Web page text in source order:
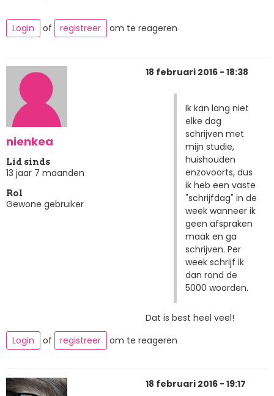
Login of registreer om te reageren
nienkea
Lid sinds
13 jaar 7 maanden
Rol
Gewone gebruiker
18 februari 2016 - 18:38
Ik kan lang niet
elke dag
schrijven met
mijn studie,
huishouden
enzovoorts, dus
ik heb een vaste
"schrijfdag" in de
week wanneer ik
geen afspraken
maak en ga
schrijven. Per
week schrijf ik
dan rond de
5000 woorden.
Dat is best heel veel!
Login
of registreer om te reageren
18 februari 2016 - 19:17